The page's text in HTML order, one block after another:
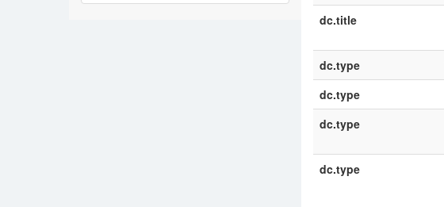
dc.title
dc.type
dc.type
dc.type
dc.type